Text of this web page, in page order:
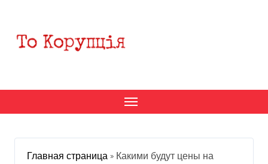
содержанию
Главная страница » Какими будут цены на